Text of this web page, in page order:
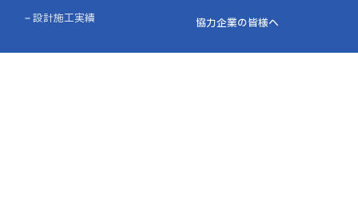
設計施工実績
協力企業の皆様へ